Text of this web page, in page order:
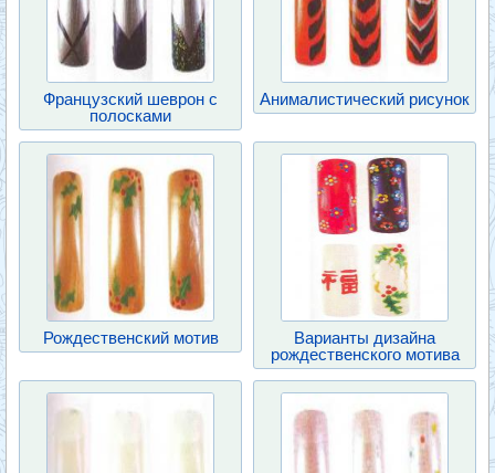
Французский шеврон с
полосками
Анималистический рисунок
Рождественский мотив
Варианты дизайна
рождественского мотива